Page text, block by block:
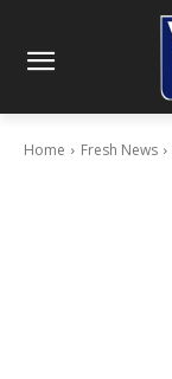
Home Fresh News